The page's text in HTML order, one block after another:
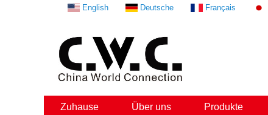
English Deutsche Français
Zuhause Über uns Produkte